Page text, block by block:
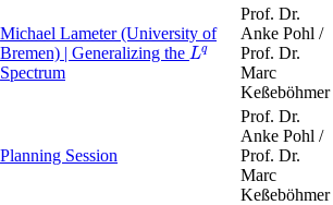
Michael Lameter (University of
Bremen) | Generalizing the Lq
Lq
Spectrum
Prof. Dr.
Anke Pohl /
Prof. Dr.
Marc
Keßeböhmer
Planning Session
Prof. Dr.
Anke Pohl /
Prof. Dr.
Marc
Keßeböhmer